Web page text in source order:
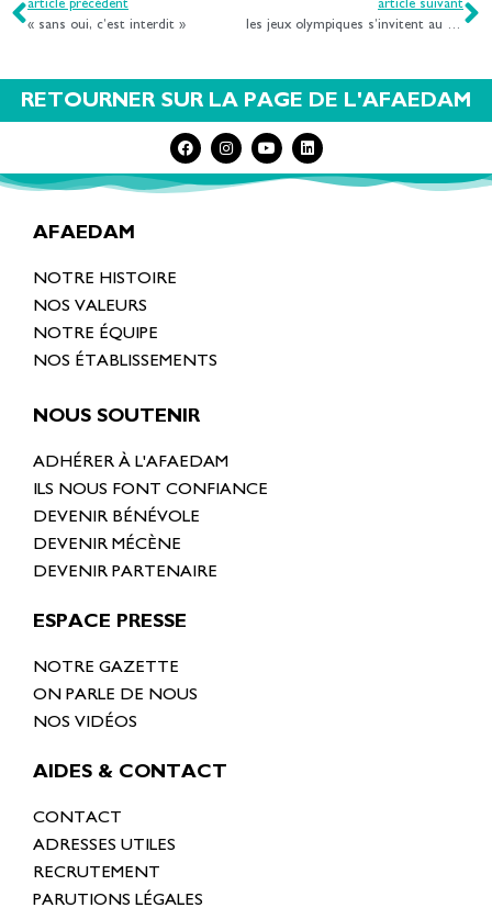
article précédent
« sans oui, c’est interdit »
article suivant
RETOURNER SUR LA PAGE DE L'AFAEDAM
AFAEDAM
NOTRE HISTOIRE
NOS VALEURS
NOTRE ÉQUIPE
NOS ÉTABLISSEMENTS
NOUS SOUTENIR
ADHÉRER À L'AFAEDAM
ILS NOUS FONT CONFIANCE
DEVENIR BÉNÉVOLE
DEVENIR MÉCÈNE
DEVENIR PARTENAIRE
ESPACE PRESSE
NOTRE GAZETTE
ON PARLE DE NOUS
NOS VIDÉOS
AIDES & CONTACT
CONTACT
ADRESSES UTILES
RECRUTEMENT
PARUTIONS LÉGALES